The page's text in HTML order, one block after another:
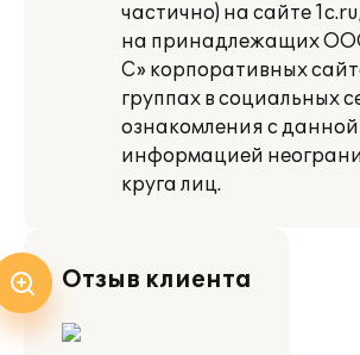
частично) на сайте
на принадлежащих
С» корпоративных
группах в социальных
ознакомления с данной
информацией
круга лиц.
Отзыв клиента